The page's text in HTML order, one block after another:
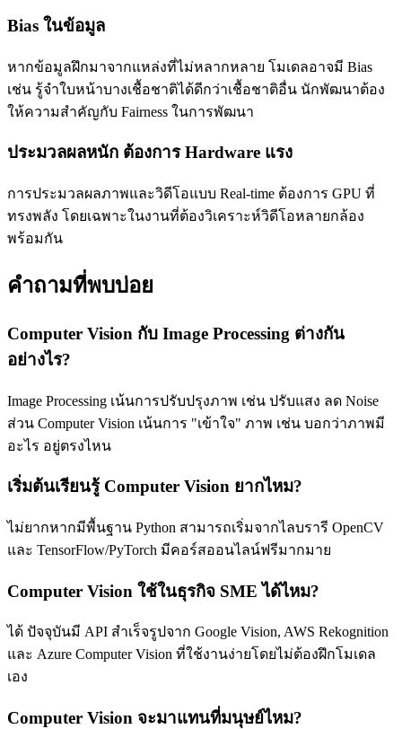
Bias ในข้อมูล
หากข้อมูลฝึกมาจากแหล่งที่ไม่หลากหลาย โมเดลอาจมี Bias
เช่น รู้จำใบหน้าบางเชื้อชาติได้ดีกว่าเชื้อชาติอื่น นักพัฒนาต้อง
ให้ความสำคัญกับ Fairness ในการพัฒนา
ประมวลผลหนัก ต้องการ Hardware แรง
การประมวลผลภาพและวิดีโอแบบ Real-time ต้องการ GPU ที่
ทรงพลัง โดยเฉพาะในงานที่ต้องวิเคราะห์วิดีโอหลายกล้อง
พร้อมกัน
คำถามที่พบบ่อย
Computer Vision กับ Image Processing ต่างกัน
อย่างไร?
Image Processing เน้นการปรับปรุงภาพ เช่น ปรับแสง ลด Noise
ส่วน Computer Vision เน้นการ "เข้าใจ" ภาพ เช่น บอกว่าภาพมี
อะไร อยู่ตรงไหน
เริ่มต้นเรียนรู้ Computer Vision ยากไหม?
ไม่ยากหากมีพื้นฐาน Python สามารถเริ่มจากไลบรารี OpenCV
และ TensorFlow/PyTorch มีคอร์สออนไลน์ฟรีมากมาย
Computer Vision ใช้ในธุรกิจ SME ได้ไหม?
ได้ ปัจจุบันมี API สำเร็จรูปจาก Google Vision, AWS Rekognition
และ Azure Computer Vision ที่ใช้งานง่ายโดยไม่ต้องฝึกโมเดล
เอง
Computer Vision จะมาแทนที่มนุษย์ไหม?